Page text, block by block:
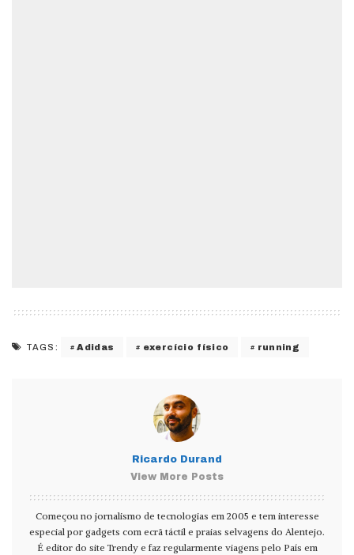
TAGS: Adidas exercício físico running
Ricardo Durand
View More Posts
Começou no jornalismo de tecnologias em 2005 e tem interesse
especial por gadgets com ecrã táctil e praias selvagens do Alentejo.
É editor do site Trendy e faz regularmente viagens pelo País em